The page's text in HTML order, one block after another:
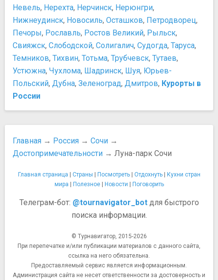
Невель, Нерехта, Нерчинск, Нерюнгри,
Нижнеудинск, Новосиль, Осташков, Петродворец,
Печоры, Рославль, Ростов Великий, Рыльск,
Свияжск, Слободской, Солигалич, Судогда, Таруса,
Темников, Тихвин, Тотьма, Трубчевск, Тутаев,
Устюжна, Чухлома, Шадринск, Шуя, Юрьев-
Польский, Дубна, Зеленоград, Дмитров, Курорты в
России
Главная → Россия → Сочи →
Достопримечательности → Луна-парк Сочи
Главная страница | Страны | Посмотреть| Отдохнуть| Кухни стран
мира | Полезное| Новости | Поговорить
Телеграм-бот: @tournavigator_botдля быстрого
поиска информации.
© Турнавигатор, 2015-2026
При перепечатке и/или публикации материалов с данного сайта,
ссылка на него обязательна.
Предоставляемый сервис является информационным.
Администрация сайта не несет ответственности за достоверность и